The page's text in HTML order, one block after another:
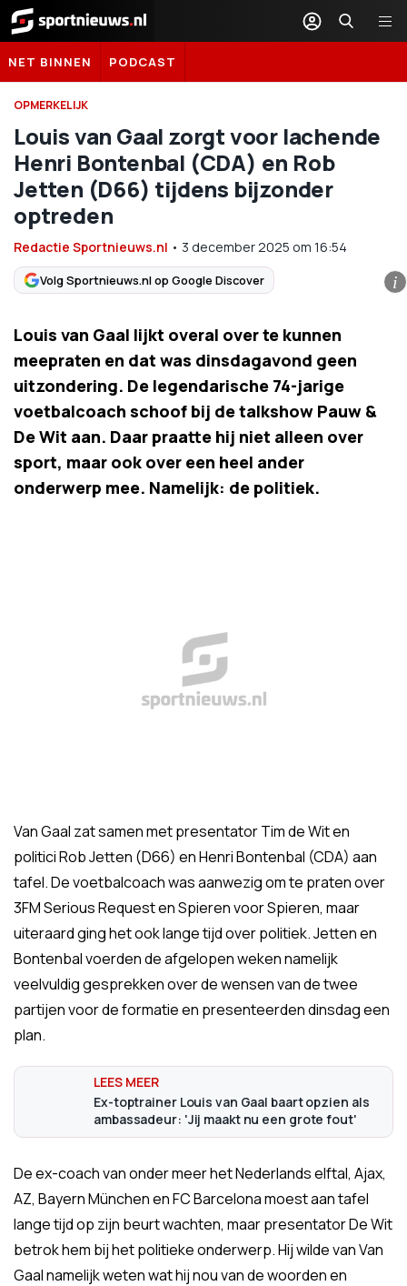
Sportnieuws.nl
NET BINNEN PODCAST
OPMERKELIJK
Louis van Gaal zorgt voor lachende
Henri Bontenbal (CDA) en Rob
Jetten (D66) tijdens bijzonder
optreden
Redactie Sportnieuws.nl • 3 december 2025 om 16:54
Volg Sportnieuws.nl op Google Discover i
Louis van Gaal lijkt overal over te kunnen
meepraten en dat was dinsdagavond geen
uitzondering. De legendarische 74-jarige
voetbalcoach schoof bij de talkshow Pauw &
De Wit aan. Daar praatte hij niet alleen over
sport, maar ook over een heel ander
onderwerp mee. Namelijk: de politiek.
Van Gaal zat samen met presentator Tim de Wit en
politici Rob Jetten (D66) en Henri Bontenbal (CDA) aan
tafel. De voetbalcoach was aanwezig om te praten over
3FM Serious Request en Spieren voor Spieren, maar
uiteraard ging het ook lange tijd over politiek. Jetten en
Bontenbal voerden de afgelopen weken namelijk
veelvuldig gesprekken over de wensen van de twee
partijen voor de formatie en presenteerden dinsdag een
plan.
Ex-toptrainer Louis van Gaal baart opzien als
ambassadeur: 'Jij maakt nu een grote fout'
De ex-coach van onder meer het Nederlands elftal, Ajax,
AZ, Bayern München en FC Barcelona moest aan tafel
lange tijd op zijn beurt wachten, maar presentator De Wit
betrok hem bij het politieke onderwerp. Hij wilde van Van
Gaal namelijk weten wat hij nou van de woorden en